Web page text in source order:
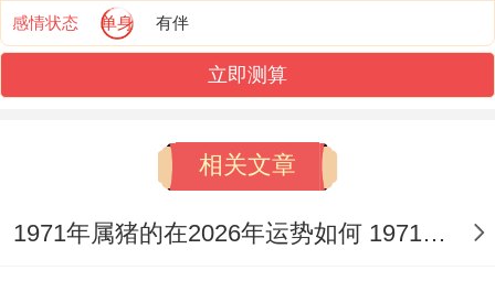
的方法，天解星的力量重要体现在「事后化
解」，过程依然艰辛，不可掉以轻心。
流年遇「大耗」星，这是一颗与破财，损耗
直接相关的小凶星，冲太岁自身已带来动
感情状态 单身 有伴
立即测算
相关文章
1971年属猪的在2026年运势如何 1971年属猪的佩戴什么最旺运